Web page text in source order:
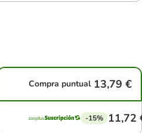
Compra puntual 13,79 €
-15% 11,72